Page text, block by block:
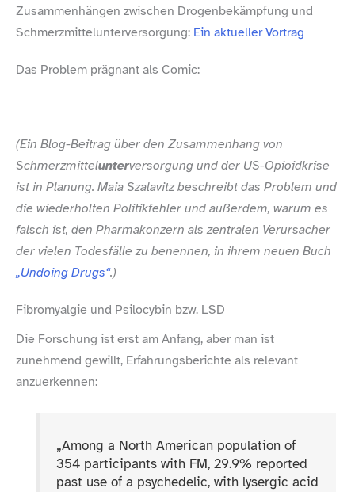
Zusammenhängen zwischen Drogenbekämpfung und
Schmerzmittelunterversorgung: Ein aktueller Vortrag
Das Problem prägnant als Comic:
(Ein Blog-​Beitrag über den Zusammenhang von
Schmerzmittelunterversorgung und der US-​Opioidkrise
ist in Planung. Maia Szalavitz beschreibt das Problem und
die wiederholten Politikfehler und außerdem, warum es
falsch ist, den Pharmakonzern als zentralen Verursacher
der vielen Todesfälle zu benennen, in ihrem neuen Buch
„Undoing Drugs“.)
Fibromyalgie und Psilocybin bzw. LSD
Die Forschung ist erst am Anfang, aber man ist
zunehmend gewillt, Erfahrungsberichte als relevant
anzuerkennen:
„Among a North American population of
354 participants with FM, 29.9% reported
past use of a psychedelic, with lysergic acid